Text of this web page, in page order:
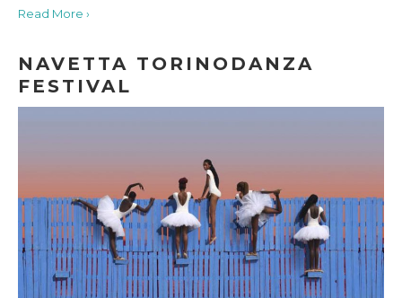
Read More ›
NAVETTA TORINODANZA
FESTIVAL